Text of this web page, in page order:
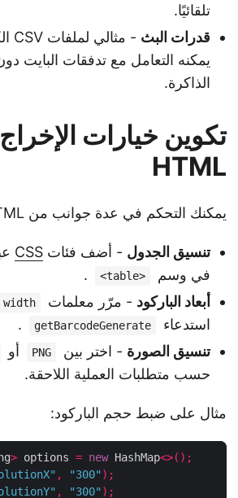
تلقائيًا.
قدرات البث
يمكنه التعامل مع تدفقات البايت
الذاكرة.
تكوين خيارات الإخراج
HTML
يمكنك التحكم في عدة جوانب من HTML النهائي:
تنسيق الجدول- أضف فئاتCSS
في وسم
أبعاد الباركود- مرّر معلمات width
استدعاء
getBarcodeGenerate
تنسيق الصورة - اختر بين PNG أو
حسب متطلبات العملية اللاحقة.
مثال على ضبط حجم الباركود:
> options = new HashMap<>();
"300" );
"300" );